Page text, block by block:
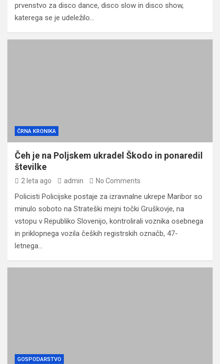
prvenstvo za disco dance, disco slow in disco show,
katerega se je udeležilo…
ČRNA KRONIKA
Čeh je na Poljskem ukradel Škodo in ponaredil
številke
2 leta ago admin No Comments
Policisti Policijske postaje za izravnalne ukrepe Maribor so
minulo soboto na Strateški mejni točki Gruškovje, na
vstopu v Republiko Slovenijo, kontrolirali voznika osebnega
in priklopnega vozila čeških registrskih označb, 47-
letnega…
GOSPODARSTVO